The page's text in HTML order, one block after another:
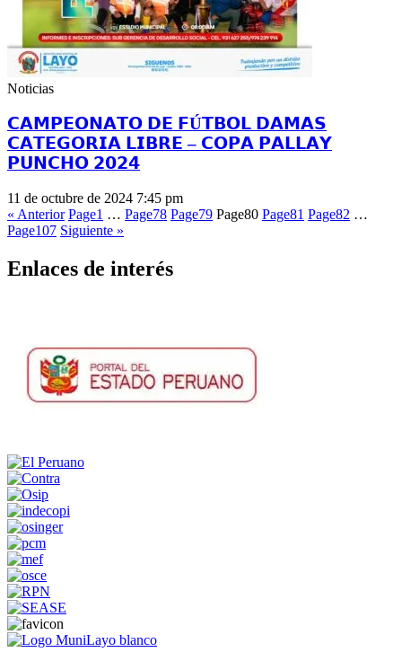
Noticias
𝗖𝗔𝗠𝗣𝗘𝗢𝗡𝗔𝗧𝗢 𝗗𝗘 𝗙Ú𝗧𝗕𝗢𝗟 𝗗𝗔𝗠𝗔𝗦
𝗖𝗔𝗧𝗘𝗚𝗢𝗥𝗜𝗔 𝗟𝗜𝗕𝗥𝗘 – 𝗖𝗢𝗣𝗔 𝗣𝗔𝗟𝗟𝗔𝗬
𝗣𝗨𝗡𝗖𝗛𝗢 𝟮𝟬𝟮𝟰
11 de octubre de 2024 7:45 pm
« Anterior Page1 … Page78 Page79 Page80 Page81 Page82 …
Page107 Siguiente »
Enlaces de interés